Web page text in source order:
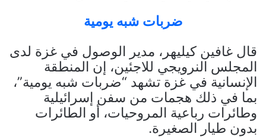
ضربات شبه يومية
قال غافين كيليهر، مدير الوصول في غزة لدى
المجلس النرويجي للاجئين، إن المنطقة
الإنسانية في غزة تشهد “ضربات شبه يومية”،
بما في ذلك هجمات من سفن إسرائيلية
وطائرات رباعية المروحيات، أو الطائرات
بدون طيار الصغيرة.